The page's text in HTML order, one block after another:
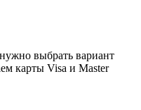
выбрать вариант
карты Visa и Master